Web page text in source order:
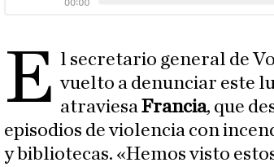
E l secretario general de
vuelto a denunciar este
atraviesaFrancia, que
episodios de violencia con
y bibliotecas. «Hemos visto